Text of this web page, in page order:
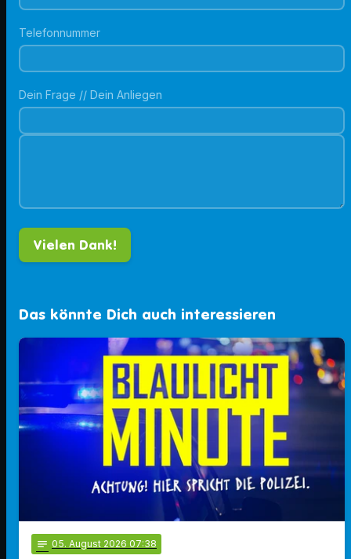
Telefonnummer
Dein Frage // Dein Anliegen
Das könnte Dich auch interessieren
notes 05. August 2026 07:38